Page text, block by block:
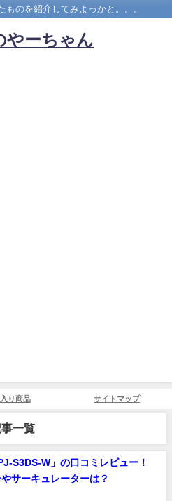
ものを紹介してみよっかと。。。
やーちゃん
り商品 サイトマップ
一覧
S3DS-W」の口コミレビュー！
サーキュレーターは？